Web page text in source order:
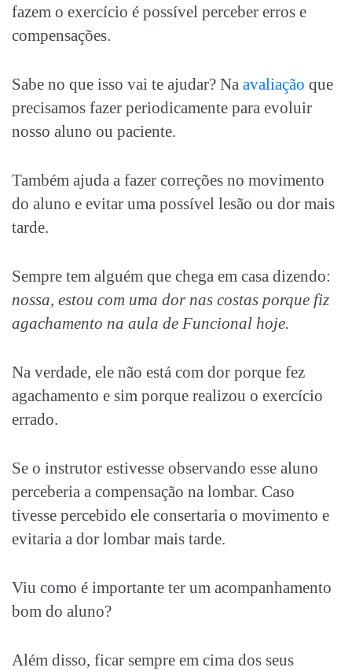
fazem o exercício é possível perceber erros e
compensações.
Sabe no que isso vai te ajudar? Na avaliação que
precisamos fazer periodicamente para evoluir
nosso aluno ou paciente.
Também ajuda a fazer correções no movimento
do aluno e evitar uma possível lesão ou dor mais
tarde.
Sempre tem alguém que chega em casa dizendo:
nossa, estou com uma dor nas costas porque fiz
agachamento na aula de Funcional hoje.
Na verdade, ele não está com dor porque fez
agachamento e sim porque realizou o exercício
errado.
Se o instrutor estivesse observando esse aluno
perceberia a compensação na lombar. Caso
tivesse percebido ele consertaria o movimento e
evitaria a dor lombar mais tarde.
Viu como é importante ter um acompanhamento
bom do aluno?
Além disso, ficar sempre em cima dos seus